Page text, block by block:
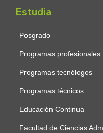
Estudia
Posgrado
Programas profesionales
Programas tecnólogos
Programas técnicos
Educación Continua
Facultad de Ciencias